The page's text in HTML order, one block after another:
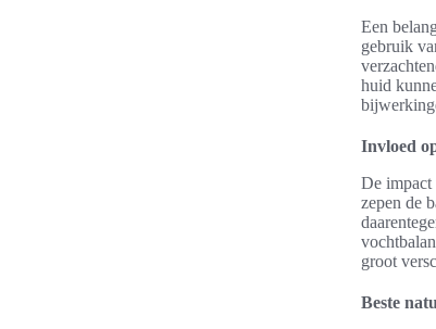
Een
gebruik
huid
Invloed
De impact
zepen de
groot
Beste